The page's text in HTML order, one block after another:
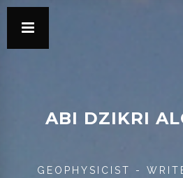
ABI DZIKRI
GEOPHYSICIST -